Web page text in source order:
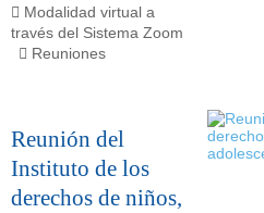
Modalidad virtual a
través del Sistema Zoom
Reuniones
Reunión del
Instituto de los
derechos de niños,